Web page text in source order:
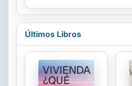
Docencia se
gracias a los
herramientas,...
apasionante
de las
telón de fondo
relevantes de la
esta obra
Últimos Libros